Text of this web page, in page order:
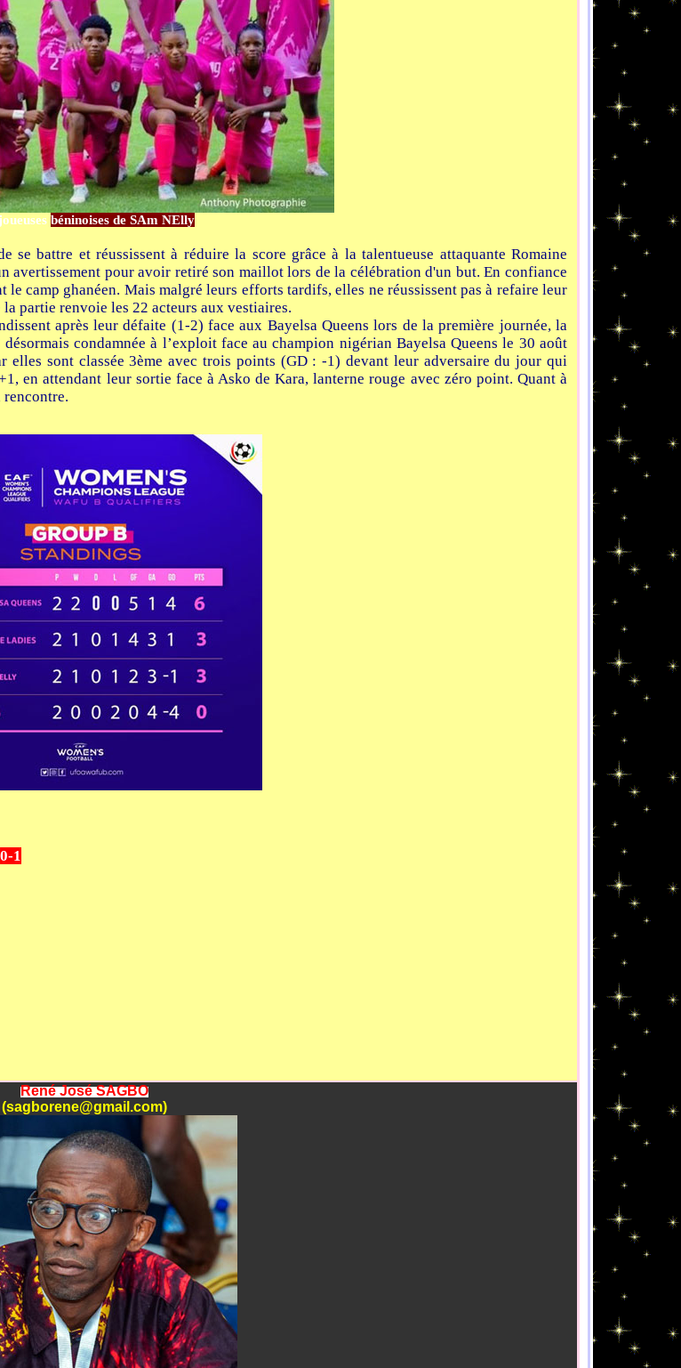
béninoises de SAm NElly
se battre et réussissent à réduire la score grâce à la talentueuse attaquante Romaine
avertissement pour avoir retiré son maillot lors de la célébration d'un but. En confiance
le camp ghanéen. Mais malgré leurs efforts tardifs, elles ne réussissent pas à refaire leur
partie renvoie les 22 acteurs aux vestiaires.
après leur défaite (1-2) face aux Bayelsa Queens lors de la première journée, la
condamnée à l’exploit face au champion nigérian Bayelsa Queens le 30 août
sont classée 3ème avec trois points (GD : -1) devant leur adversaire du jour qui
en attendant leur sortie face à Asko de Kara, lanterne rouge avec zéro point. Quant à
rencontre.
0-1
René José SAGBO
(sagborene@gmail.com)